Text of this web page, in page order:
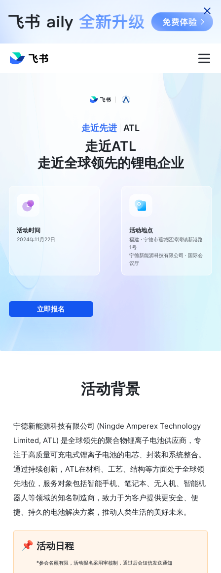
走近先进 ATL
走近ATL
走近全球领先的锂电企业
活动时间
2024年11月22日
活动地点
福建 · 宁德市蕉城区漳湾镇新港路
1号
宁德新能源科技有限公司 · 国际会
议厅
立即报名
活动背景
宁德新能源科技有限公司 (Ningde Amperex Technology
Limited, ATL) 是全球领先的聚合物锂离子电池供应商，专
注于高质量可充电式锂离子电池的电芯、封装和系统整合。
通过持续创新，ATL在材料、工艺、结构等方面处于全球领
先地位，服务对象包括智能手机、笔记本、无人机、智能机
器人等领域的知名制造商，致力于为客户提供更安全、便
捷、持久的电池解决方案，推动人类生活的美好未来。
📌 活动日程
*参会名额有限，活动报名采用审核制，通过后会短信发送通知